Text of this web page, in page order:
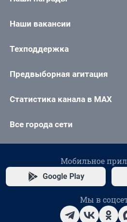
Наши вакансии
Техподдержка
Предвыборная агитация
Статистика канала в MAX
Все города сети
Мобильное
Google Play
Мы в